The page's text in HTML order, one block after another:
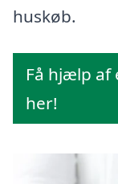
huskøb.
Få hjælp af
her!